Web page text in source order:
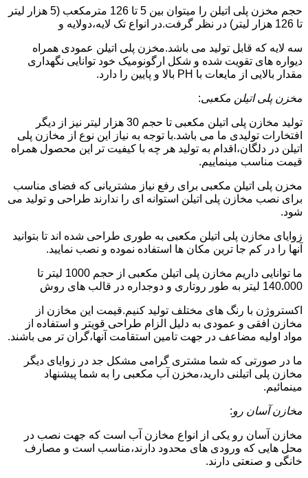
حجم مخزن پلی اتیلن را میتوان بین 5 تا 126 مترمکعب (5 هزار لیتر
تا 126 هزار لیتر) در نظر گرفت.در انواع تک لایه،دولایه و
سه لایه که قابل تولید می باشد.مخزن پلی اتیلن عمودی همراه
دیواره های تقویت شده و شکل ارگونومیک خود توانایی نگهداری
مقدار بالایی از مایعات با PH بالا و پایین را دارد.
مخزن پلی اتیلن مکعبی:
تولید مخازن پلی اتیلن مکعبی تا حجم 30 هزار لیتر نیز از دیگر
افتخارات تولیدی ما می باشد.با توجه به نیاز این نوع از مخازن پلی
اتیلن در دلگان،اقدام به تولید هر چه با کیفیت تر این محصول همراه
قیمت مناسب مینماییم.
مخزن پلی اتیلن مکعبی برای رفع نیاز مشتریانی که فضای مناسب
برای نصب مخازن پلی اتیلن استوانه ای را ندارند طراحی و تولید می
شود.
زوایای مخازن پلی اتیلن مکعبی به طوری طراحی شده اند تا بتوانید
آنها را در کم جا ترین مکان ها استفاده نموده و نصب نمایید.
ما توانایی داریم مخازن پلی اتیلن مکعبی از حجم 1000 لیتر تا
140.000 لیتر به طور روتاری و دوجداره در قالب های روش
اکستروژن با رنگ های مختلف تولید کنیم.قیمت این مخازن از
مخازن افقی و عمودی به دلیل الزام طراحی قویتر و استفاده از
مواد اولیه مضاعف در جهت تامین استقامت آنها،گران تر می باشند.
ما در صورتی که شما مشتری گرامی مشکل جد در زوایای دیگر
مخازن پلی اتیلنی دارید،مخزن آب مکعبی را به شما پیشنهاد
مینمائیم.
مخازن آسان رو:
مخازن آسان رو یکی از انواع مخازن آب است که جهت نصب در
محل هایی که ورودی های محدود دارند،مناسب است و مصارف
خانگی و صنعتی دارند.